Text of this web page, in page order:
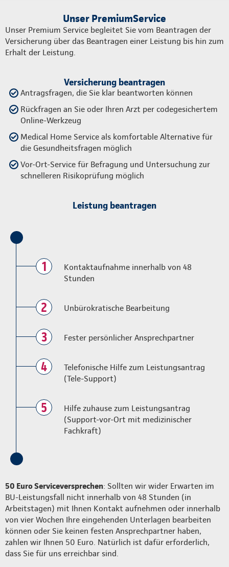
Unser PremiumService
Unser Premium Service begleitet Sie vom Beantragen der
Versicherung über das Beantragen einer Leistung bis hin zum
Erhalt der Leistung.
Versicherung beantragen
Antragsfragen, die Sie klar beantworten können
Rückfragen an Sie oder Ihren Arzt per codegesichertem
Online-Werkzeug
Medical Home Service als komfortable Alternative für
die Gesundheitsfragen möglich
Vor-Ort-Service für Befragung und Untersuchung zur
schnelleren Risikoprüfung möglich
Leistung beantragen
1
Kontaktaufnahme innerhalb von 48
Stunden
2 Unbürokratische Bearbeitung
3 Fester persönlicher Ansprechpartner
4
Telefonische Hilfe zum Leistungsantrag
(Tele-Support)
5
Hilfe zuhause zum Leistungsantrag
(Support-vor-Ort mit medizinischer
Fachkraft)
50 Euro Serviceversprechen: Sollten wir wider Erwarten im
BU-Leistungsfall nicht innerhalb von 48 Stunden (in
Arbeitstagen) mit Ihnen Kontakt aufnehmen oder innerhalb
von vier Wochen Ihre eingehenden Unterlagen bearbeiten
können oder Sie keinen festen Ansprechpartner haben,
zahlen wir Ihnen 50 Euro. Natürlich ist dafür erforderlich,
dass Sie für uns erreichbar sind.